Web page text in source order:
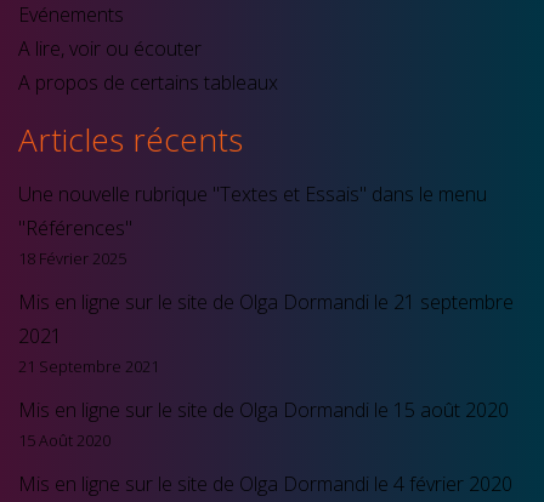
Evénements
A lire, voir ou écouter
A propos de certains tableaux
Articles récents
Une nouvelle rubrique "Textes et Essais" dans le menu
"Références"
18 Février 2025
Mis en ligne sur le site de Olga Dormandi le 21 septembre
2021
21 Septembre 2021
Mis en ligne sur le site de Olga Dormandi le 15 août 2020
15 Août 2020
Mis en ligne sur le site de Olga Dormandi le 4 février 2020